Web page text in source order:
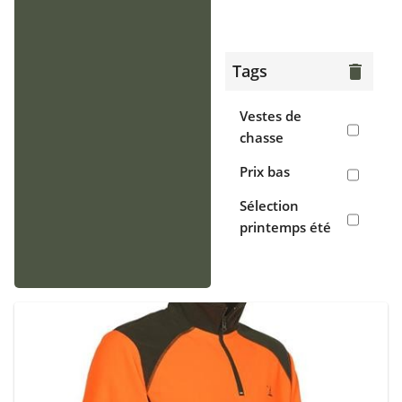
Chaussants
> Chaussures
crocs
> Écharpes,
tours de cou
Tags delete
Vestes de
chasse
Prix bas
Sélection
printemps été